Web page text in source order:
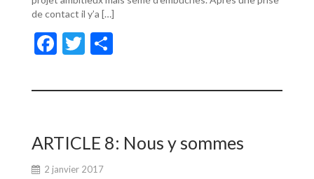
de contact il y’a […]
F
e
o
o
T
itt ta
er
ARTICLE 8: Nous y sommes
2 janvier 2017